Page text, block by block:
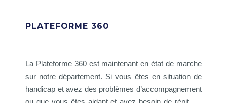
PLATEFORME 360
La Plateforme 360 est maintenant en état de marche
sur notre département. Si vous êtes en situation de
handicap et avez des problèmes d’accompagnement